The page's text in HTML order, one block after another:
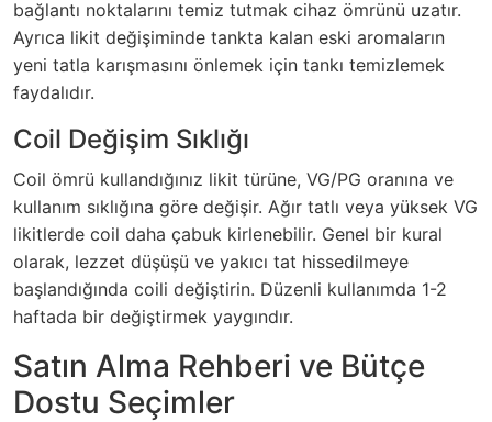
bağlantı noktalarını temiz tutmak cihaz ömrünü uzatır.
Ayrıca likit değişiminde tankta kalan eski aromaların
yeni tatla karışmasını önlemek için tankı temizlemek
faydalıdır.
Coil Değişim Sıklığı
Coil ömrü kullandığınız likit türüne, VG/PG oranına ve
kullanım sıklığına göre değişir. Ağır tatlı veya yüksek VG
likitlerde coil daha çabuk kirlenebilir. Genel bir kural
olarak, lezzet düşüşü ve yakıcı tat hissedilmeye
başlandığında coili değiştirin. Düzenli kullanımda 1-2
haftada bir değiştirmek yaygındır.
Satın Alma Rehberi ve Bütçe
Dostu Seçimler